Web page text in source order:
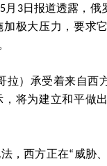
月3日报道透露，俄
极大压力，要求
拉）承受着来自西
将为建立和平做
，西方正在“威胁